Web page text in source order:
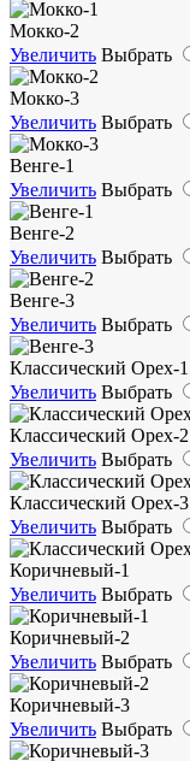
Мокко-2
Увеличить Выбрать
Мокко-3
Увеличить Выбрать
Венге-1
Увеличить Выбрать
Венге-2
Увеличить Выбрать
Венге-3
Увеличить Выбрать
Классический Орех-1
Увеличить Выбрать
Классический Орех-2
Увеличить Выбрать
Классический Орех-3
Увеличить Выбрать
Коричневый-1
Увеличить Выбрать
Коричневый-2
Увеличить Выбрать
Коричневый-3
Увеличить Выбрать